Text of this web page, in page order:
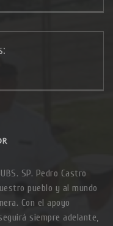
SP. Pedro Castro
pueblo y al mundo
Con el apoyo
siempre adelante,